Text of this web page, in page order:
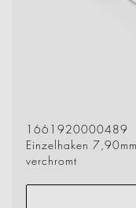
1661920000489
Einzelhaken
verchromt